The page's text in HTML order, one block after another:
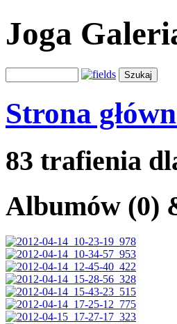
Joga
Strona
83 trafienia
Albumów (0)